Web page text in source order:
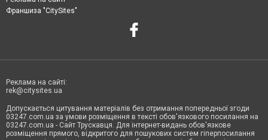
Франшиза "CitySites"
Реклама на сайті:
rek@citysites.ua
Допускається цитування матеріалів без отримання попередньої згоди
03247.com.ua за умови розміщення в тексті обов'язкового посилання на
03247.com.ua - Сайт Трускавця. Для інтернет-видань обов'язкове
розміщення прямого, відкритого для пошукових систем гіперпосилання